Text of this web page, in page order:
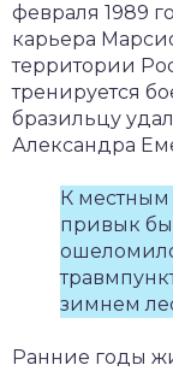
февраля 1989
карьера
территории
тренируется
бразильцу
Александра
К местным
привык
зимнем
Ранние годы